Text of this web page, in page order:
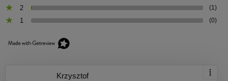
2 (1)
1 (0)
Krzysztof